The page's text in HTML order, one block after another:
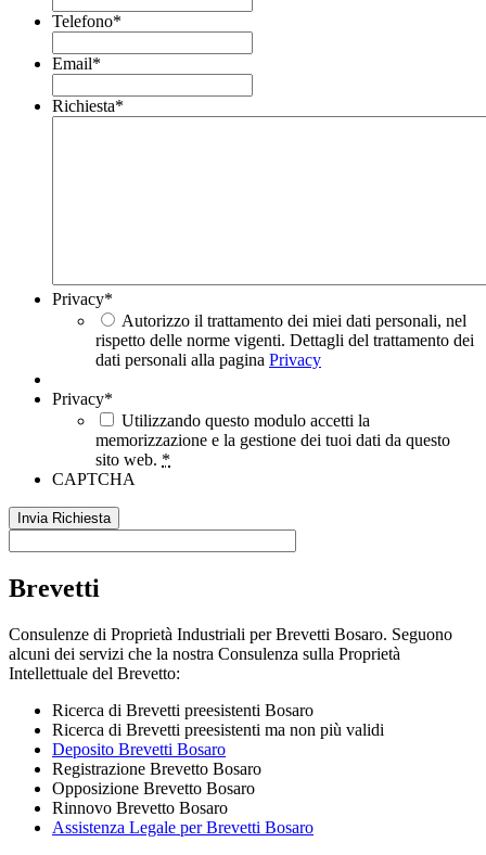
Telefono*
Email*
Richiesta*
Privacy*
Autorizzo il trattamento dei miei dati personali, nel
rispetto delle norme vigenti. Dettagli del trattamento dei
dati personali alla pagina Privacy
Privacy*
Utilizzando questo modulo accetti la
memorizzazione e la gestione dei tuoi dati da questo
sito web. *
CAPTCHA
Brevetti
Consulenze di Proprietà Industriali per Brevetti Bosaro. Seguono
alcuni dei servizi che la nostra Consulenza sulla Proprietà
Intellettuale del Brevetto:
Ricerca di Brevetti preesistenti Bosaro
Ricerca di Brevetti preesistenti ma non più validi
Deposito Brevetti Bosaro
Registrazione Brevetto Bosaro
Opposizione Brevetto Bosaro
Rinnovo Brevetto Bosaro
Assistenza Legale per Brevetti Bosaro